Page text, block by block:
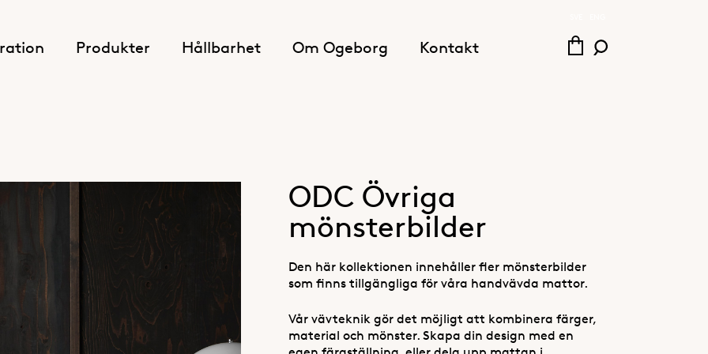
Produkter Hållbarhet Om Ogeborg Kontakt
ODC Övriga
mönsterbilder
Den här kollektionen innehåller fler mönsterbilder
som finns tillgängliga för våra handvävda mattor.
Vår vävteknik gör det möjligt att kombinera färger,
material och mönster. Skapa din design med en